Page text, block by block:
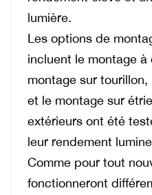
lumière.
Les options de
incluent le montage
montage sur
et le montage sur
extérieurs ont été
leur rendement
Comme pour tout
fonctionneront